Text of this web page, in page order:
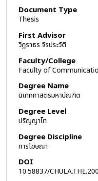
Document Type
Thesis
First Advisor
วิฎราธร จิรประวัติ
Faculty/College
Faculty of
Degree Name
นิเทศศาสตรมหาบัณฑิต
Degree Level
ปริญญาโท
Degree Discipline
การโฆษณา
DOI
10.58837/